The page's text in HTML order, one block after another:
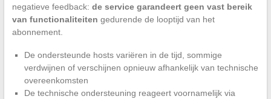
negatieve feedback: de service garandeert geen vast bereik
van functionaliteiten gedurende de looptijd van het
abonnement.
De ondersteunde hosts variëren in de tijd, sommige
verdwijnen of verschijnen opnieuw afhankelijk van technische
overeenkomsten
De technische ondersteuning reageert voornamelijk via